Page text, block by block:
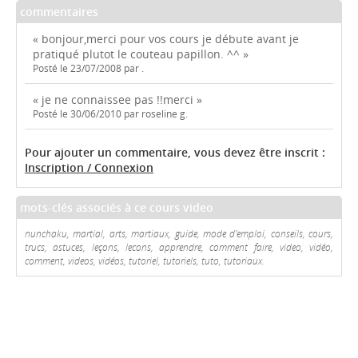
commentaires
« bonjour,merci pour vos cours je débute avant je
pratiqué plutot le couteau papillon. ^^ »
Posté le 23/07/2008 par .
« je ne connaissee pas !!merci »
Posté le 30/06/2010 par roseline g.
Pour ajouter un commentaire, vous devez être inscrit :
Inscription / Connexion
mots-clés associés à ce cours video
nunchaku, martial, arts, martiaux, guide, mode d'emploi, conseils, cours,
trucs, astuces, leçons, lecons, apprendre, comment faire, video, vidéo,
comment, videos, vidéos, tutoriel, tutoriels, tuto, tutoriaux.